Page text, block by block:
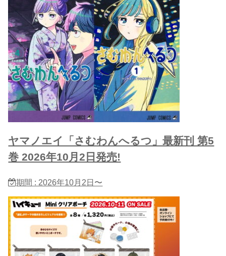
ヤマノエイ「さむわんへるつ」最新刊 第5
巻 2026年10月2日発売!
期間 : 2026年10月2日〜